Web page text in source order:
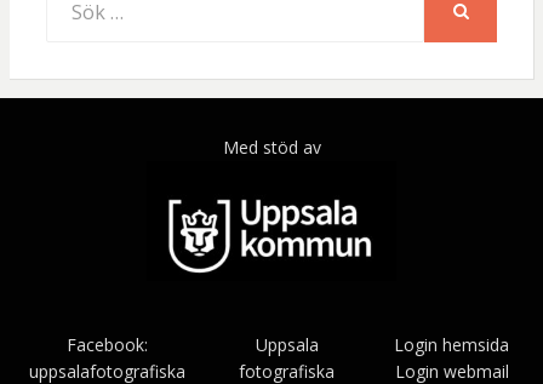
efter:
Med stöd av
Facebook:
uppsalafotografiska
Uppsala
fotografiska
Login hemsida
Login webmail